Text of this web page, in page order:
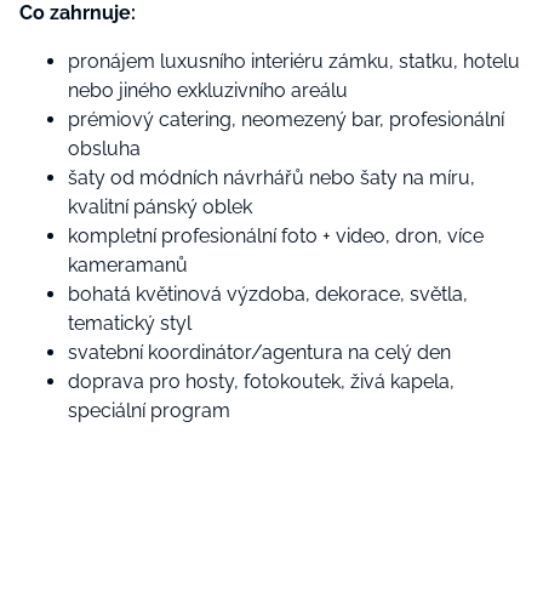
Co zahrnuje:
pronájem luxusního interiéru zámku, statku, hotelu
nebo jiného exkluzivního areálu
prémiový catering, neomezený bar, profesionální
obsluha
šaty od módních návrhářů nebo šaty na míru,
kvalitní pánský oblek
kompletní profesionální foto + video, dron, více
kameramanů
bohatá květinová výzdoba, dekorace, světla,
tematický styl
svatební koordinátor/agentura na celý den
doprava pro hosty, fotokoutek, živá kapela,
speciální program